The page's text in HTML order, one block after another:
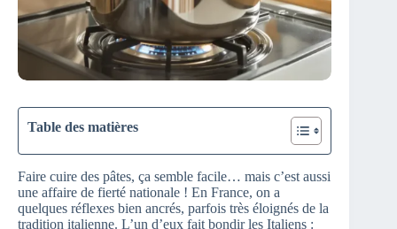
Table des matières
Faire cuire des pâtes, ça semble facile… mais c’est aussi
une affaire de fierté nationale ! En France, on a
quelques réflexes bien ancrés, parfois très éloignés de la
tradition italienne. L’un d’eux fait bondir les Italiens :